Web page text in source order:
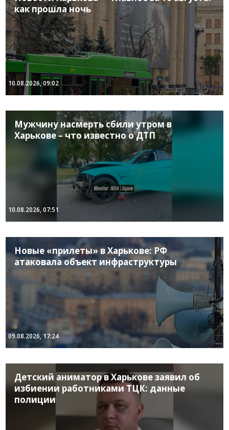
как прошла ночь
10.08.2026, 09:02
Мужчину насмерть сбили утром в
Харькове – что известно о ДТП
10.08.2026, 07:51
Новые «прилеты» в Харькове: РФ
атаковала объект инфраструктуры
09.08.2026, 17:24
Детский аниматор в Харькове заявил об
избиении работниками ТЦК: данные
полиции